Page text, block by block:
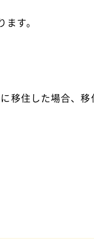
す。
住した場合、移